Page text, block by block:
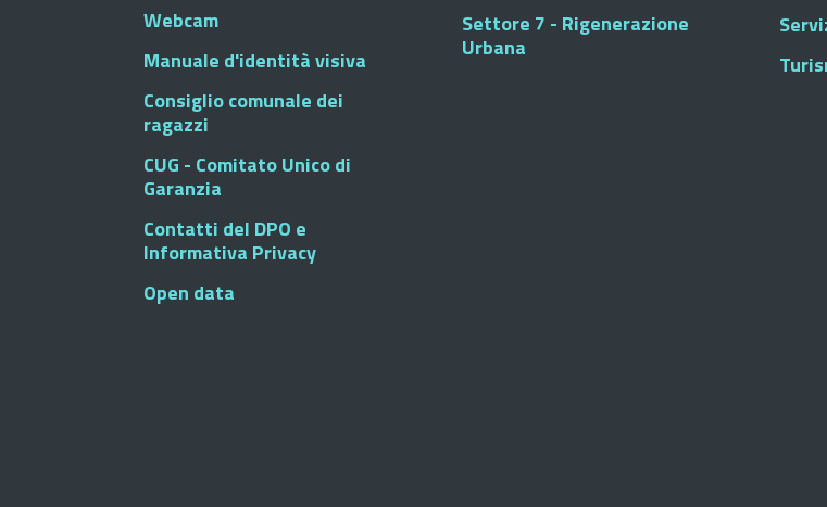
Webcam
Manuale d'identità visiva
Consiglio comunale dei
ragazzi
CUG - Comitato Unico di
Garanzia
Contatti del DPO e
Informativa Privacy
Open data
Settore 7 - Rigenerazione
Urbana